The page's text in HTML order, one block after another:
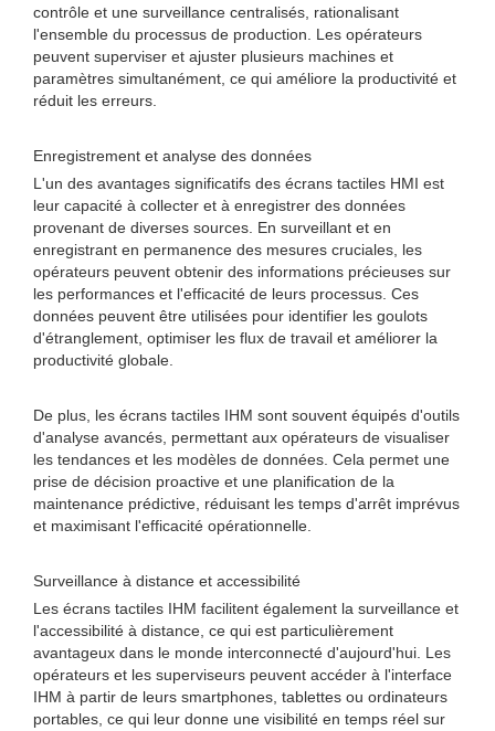
contrôle et une surveillance centralisés, rationalisant
l'ensemble du processus de production. Les opérateurs
peuvent superviser et ajuster plusieurs machines et
paramètres simultanément, ce qui améliore la productivité et
réduit les erreurs.
Enregistrement et analyse des données
L'un des avantages significatifs des écrans tactiles HMI est
leur capacité à collecter et à enregistrer des données
provenant de diverses sources. En surveillant et en
enregistrant en permanence des mesures cruciales, les
opérateurs peuvent obtenir des informations précieuses sur
les performances et l'efficacité de leurs processus. Ces
données peuvent être utilisées pour identifier les goulots
d'étranglement, optimiser les flux de travail et améliorer la
productivité globale.
De plus, les écrans tactiles IHM sont souvent équipés d'outils
d'analyse avancés, permettant aux opérateurs de visualiser
les tendances et les modèles de données. Cela permet une
prise de décision proactive et une planification de la
maintenance prédictive, réduisant les temps d'arrêt imprévus
et maximisant l'efficacité opérationnelle.
Surveillance à distance et accessibilité
Les écrans tactiles IHM facilitent également la surveillance et
l'accessibilité à distance, ce qui est particulièrement
avantageux dans le monde interconnecté d'aujourd'hui. Les
opérateurs et les superviseurs peuvent accéder à l'interface
IHM à partir de leurs smartphones, tablettes ou ordinateurs
portables, ce qui leur donne une visibilité en temps réel sur